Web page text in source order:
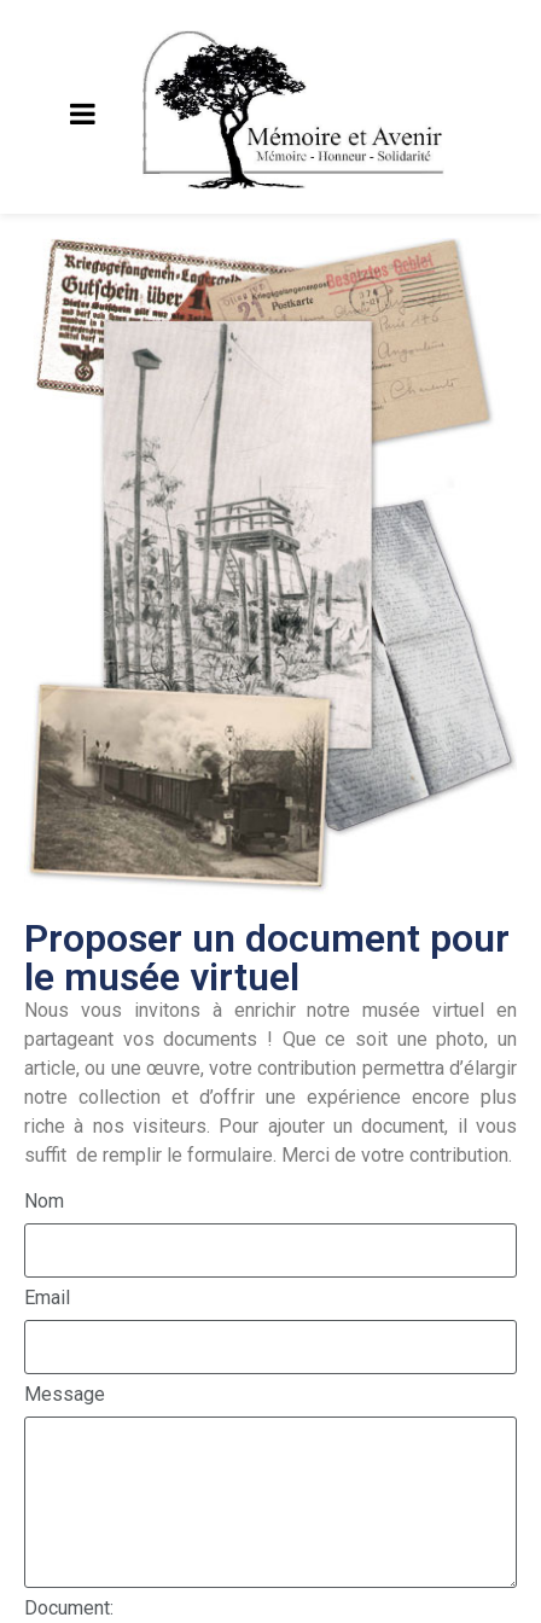
Proposer un document pour
le musée virtuel
Nous vous invitons à enrichir notre musée virtuel en
partageant vos documents ! Que ce soit une photo, un
article, ou une œuvre, votre contribution permettra d’élargir
notre collection et d’offrir une expérience encore plus
riche à nos visiteurs. Pour ajouter un document, il vous
suffit de remplir le formulaire. Merci de votre contribution.
Nom
Email
Message
Document: